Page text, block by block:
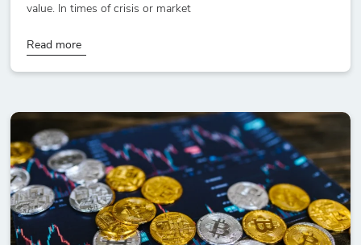
value. In times of crisis or market
Read more